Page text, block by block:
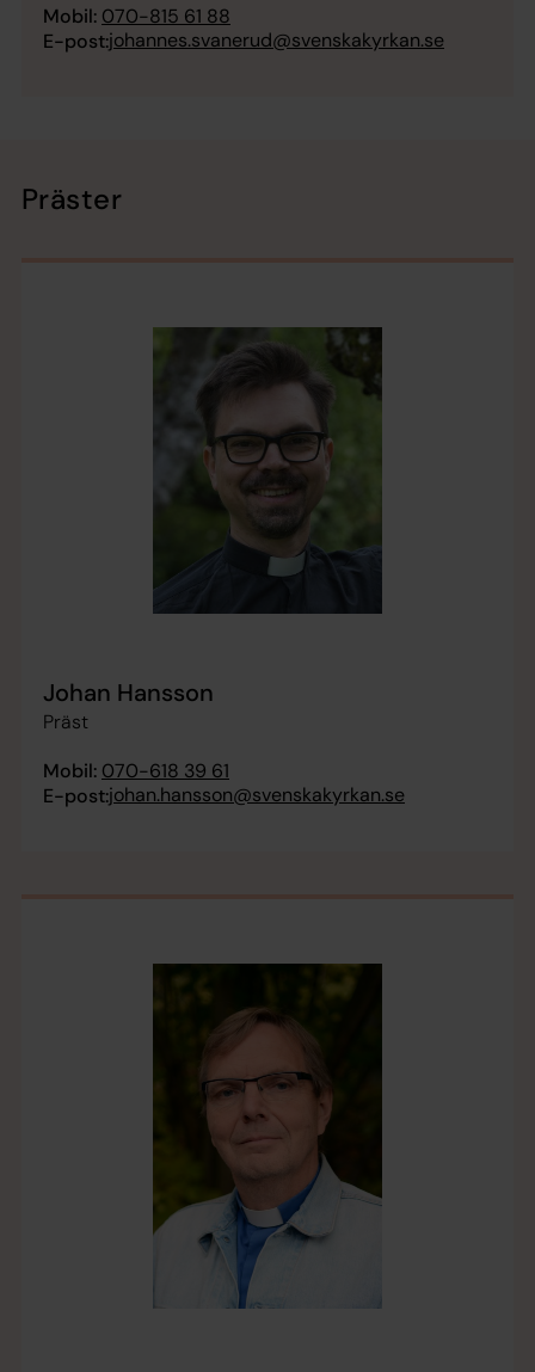
Mobil: 070-815 61 88
E-post:johannes.svanerud@svenskakyrkan.se
Präster
Johan Hansson
Präst
Mobil: 070-618 39 61
E-post:johan.hansson@svenskakyrkan.se